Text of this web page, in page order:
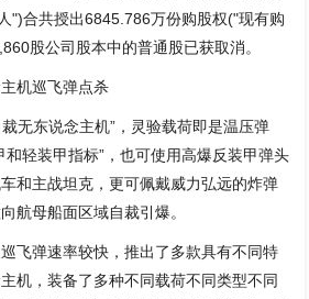
")合共授出6845.786万份购股权("现有购
股公司股本中的普通股已获取消。
机巡飞弹点杀
裁无东说念主机”，灵验载荷即是温压弹
和轻装甲指标”，也可使用高爆反装甲弹头
和主战坦克，更可佩戴威力弘远的炸弹
航母船面区域自裁引爆。
飞弹速率较快，推出了多款具有不同特
机，装备了多种不同载荷不同类型不同